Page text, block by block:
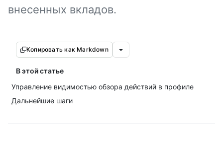
внесенных вкладов.
Копировать как Markdown
В этой статье
Управление видимостью обзора действий в профиле
Дальнейшие шаги